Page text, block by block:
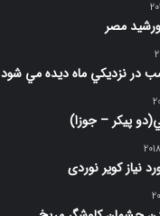
مصر
در نزديكي ماه ديده مي شود
پیکر – جوزا)
نیاز کویر نوردی